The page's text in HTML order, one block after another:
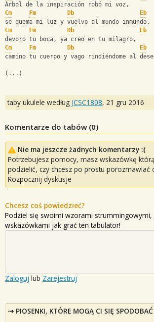
Árbol de la inspiración robó mi voz,
Cm
Fm Db
Eb
se quema mi luz y vuelvo al mundo inmundo,
Cm
Fm Db
Eb
devoro tu boca, ya creo en tu milagro,
Cm
Fm Db
Eb
camino tu cuerpo y vago rindiéndome al
(...)
taby ukulele według JCSC1808, 21 gru 2016
Komentarze do tabów (0)
Nie ma jeszcze żadnych komentarzy :(
Potrzebujesz pomocy, masz wskazówkę
podzielić, czy chcesz po prostu porozmawiać
Rozpocznij dyskusje
Chcesz coś powiedzieć?
Podziel się swoimi wzorami strummingowymi,
wskazówkami jak grać ten tabulator!
Zaloguj lub Zarejestruj
PIOSENKI, KTÓRE MOGĄ CI SIĘ SPODOBAĆ